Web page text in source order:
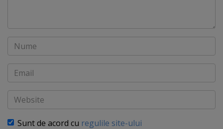
Nume
Email
Website
Sunt de acord cu regulile site-ului